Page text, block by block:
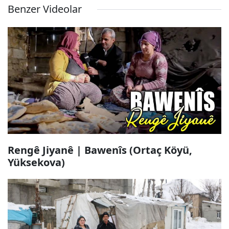
Benzer Videolar
Rengê Jiyanê | Bawenîs (Ortaç Köyü,
Yüksekova)